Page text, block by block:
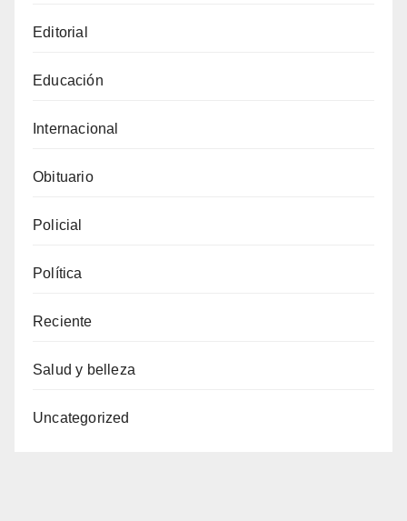
Editorial
Educación
Internacional
Obituario
Policial
Política
Reciente
Salud y belleza
Uncategorized